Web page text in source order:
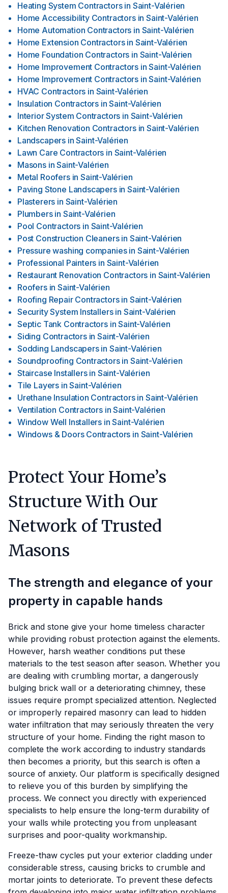
Heating System Contractors in Saint-Valérien
Home Accessibility Contractors in Saint-Valérien
Home Automation Contractors in Saint-Valérien
Home Extension Contractors in Saint-Valérien
Home Foundation Contractors in Saint-Valérien
Home Improvement Contractors in Saint-Valérien
Home Improvement Contractors in Saint-Valérien
HVAC Contractors in Saint-Valérien
Insulation Contractors in Saint-Valérien
Interior System Contractors in Saint-Valérien
Kitchen Renovation Contractors in Saint-Valérien
Landscapers in Saint-Valérien
Lawn Care Contractors in Saint-Valérien
Masons in Saint-Valérien
Metal Roofers in Saint-Valérien
Paving Stone Landscapers in Saint-Valérien
Plasterers in Saint-Valérien
Plumbers in Saint-Valérien
Pool Contractors in Saint-Valérien
Post Construction Cleaners in Saint-Valérien
Pressure washing companies in Saint-Valérien
Professional Painters in Saint-Valérien
Restaurant Renovation Contractors in Saint-Valérien
Roofers in Saint-Valérien
Roofing Repair Contractors in Saint-Valérien
Security System Installers in Saint-Valérien
Septic Tank Contractors in Saint-Valérien
Siding Contractors in Saint-Valérien
Sodding Landscapers in Saint-Valérien
Soundproofing Contractors in Saint-Valérien
Staircase Installers in Saint-Valérien
Tile Layers in Saint-Valérien
Urethane Insulation Contractors in Saint-Valérien
Ventilation Contractors in Saint-Valérien
Window Well Installers in Saint-Valérien
Windows & Doors Contractors in Saint-Valérien
Protect Your Home’s
Structure With Our
Network of Trusted
Masons
The strength and elegance of your
property in capable hands
Brick and stone give your home timeless character
while providing robust protection against the elements.
However, harsh weather conditions put these
materials to the test season after season. Whether you
are dealing with crumbling mortar, a dangerously
bulging brick wall or a deteriorating chimney, these
issues require prompt specialized attention. Neglected
or improperly repaired masonry can lead to hidden
water infiltration that may seriously threaten the very
structure of your home. Finding the right mason to
complete the work according to industry standards
then becomes a priority, but this search is often a
source of anxiety. Our platform is specifically designed
to relieve you of this burden by simplifying the
process. We connect you directly with experienced
specialists to help ensure the long-term durability of
your walls while protecting you from unpleasant
surprises and poor-quality workmanship.
Freeze-thaw cycles put your exterior cladding under
considerable stress, causing bricks to crumble and
mortar joints to deteriorate. To prevent these defects